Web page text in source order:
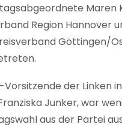
Maren
Region Hannover
Göttingen/
Vorsitzende der Linken in
Junker, war
aus der Partei